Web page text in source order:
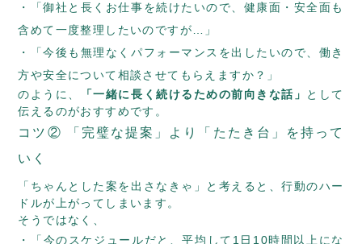
「御社と長くお仕事を続けたいので、健康面・安全面も
含めて一度整理したいのですが…」
「今後も無理なくパフォーマンスを出したいので、働き
方や安全について相談させてもらえますか？」
のように、
「一緒に長く続けるための前向きな話」
として
伝えるのがおすすめです。
コツ② 「完璧な提案」より「たたき台」を持って
いく
「ちゃんとした案を出さなきゃ」と考えると、行動のハー
ドルが上がってしまいます。
そうではなく、
「今のスケジュールだと、平均して1日10時間以上にな